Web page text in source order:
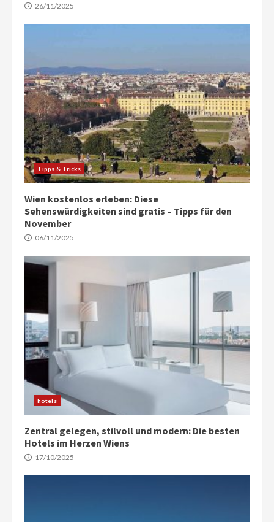
26/11/2025
Tipps & Tricks
Wien kostenlos erleben: Diese
Sehenswürdigkeiten sind gratis – Tipps für den
November
06/11/2025
hotels
Zentral gelegen, stilvoll und modern: Die besten
Hotels im Herzen Wiens
17/10/2025